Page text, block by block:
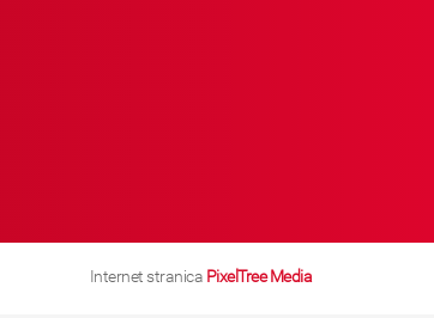
Internet stranica PixelTree Media